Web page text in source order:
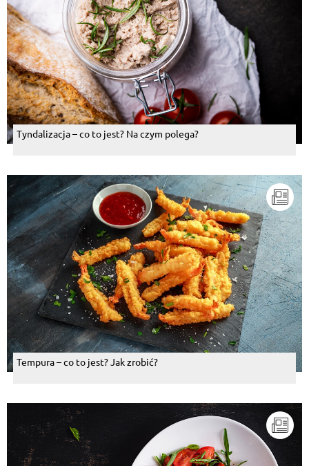
Tyndalizacja – co to jest? Na czym polega?
Tempura – co to jest? Jak zrobić?